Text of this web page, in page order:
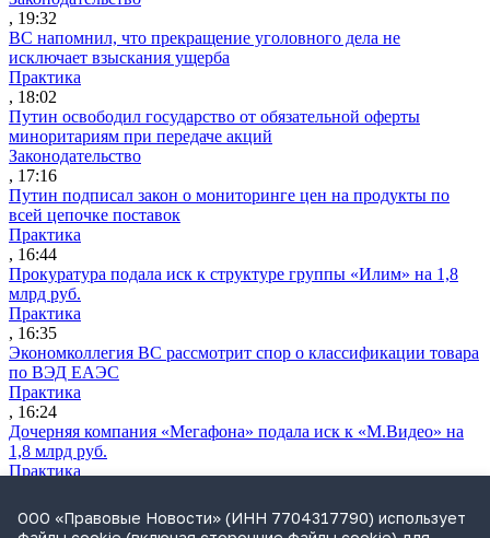
, 19:32
ВС напомнил, что прекращение уголовного дела не
исключает взыскания ущерба
Практика
, 18:02
Путин освободил государство от обязательной оферты
миноритариям при передаче акций
Законодательство
, 17:16
Путин подписал закон о мониторинге цен на продукты по
всей цепочке поставок
Практика
, 16:44
Прокуратура подала иск к структуре группы «Илим» на 1,8
млрд руб.
Практика
, 16:35
Экономколлегия ВС рассмотрит спор о классификации товара
по ВЭД ЕАЭС
Практика
, 16:24
Дочерняя компания «Мегафона» подала иск к «М.Видео» на
1,8 млрд руб.
Практика
СИП проверит отмену патента на систему управления
устройствами после возражений «Яндекса»
ООО «Правовые Новости» (ИНН 7704317790) использует